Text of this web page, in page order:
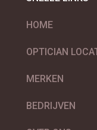
HOME
OPTICIAN
MERKEN
BEDRIJVEN